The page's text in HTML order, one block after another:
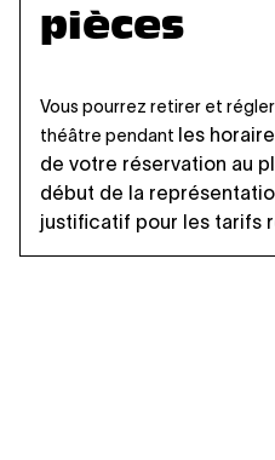
pièces
Vous pourrez retirer et
théâtre pendant les
de votre réservation au
début de la
justificatif pour les tarifs